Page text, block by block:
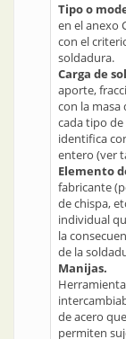
Tipo o
en el anexo
con el
soldadura.
Carga de
aporte,
con la masa
cada tipo de
identifica
entero (ver
Elemento
fabricante
de chispa,
individual
la
de la
Manijas.
de acero que
permiten